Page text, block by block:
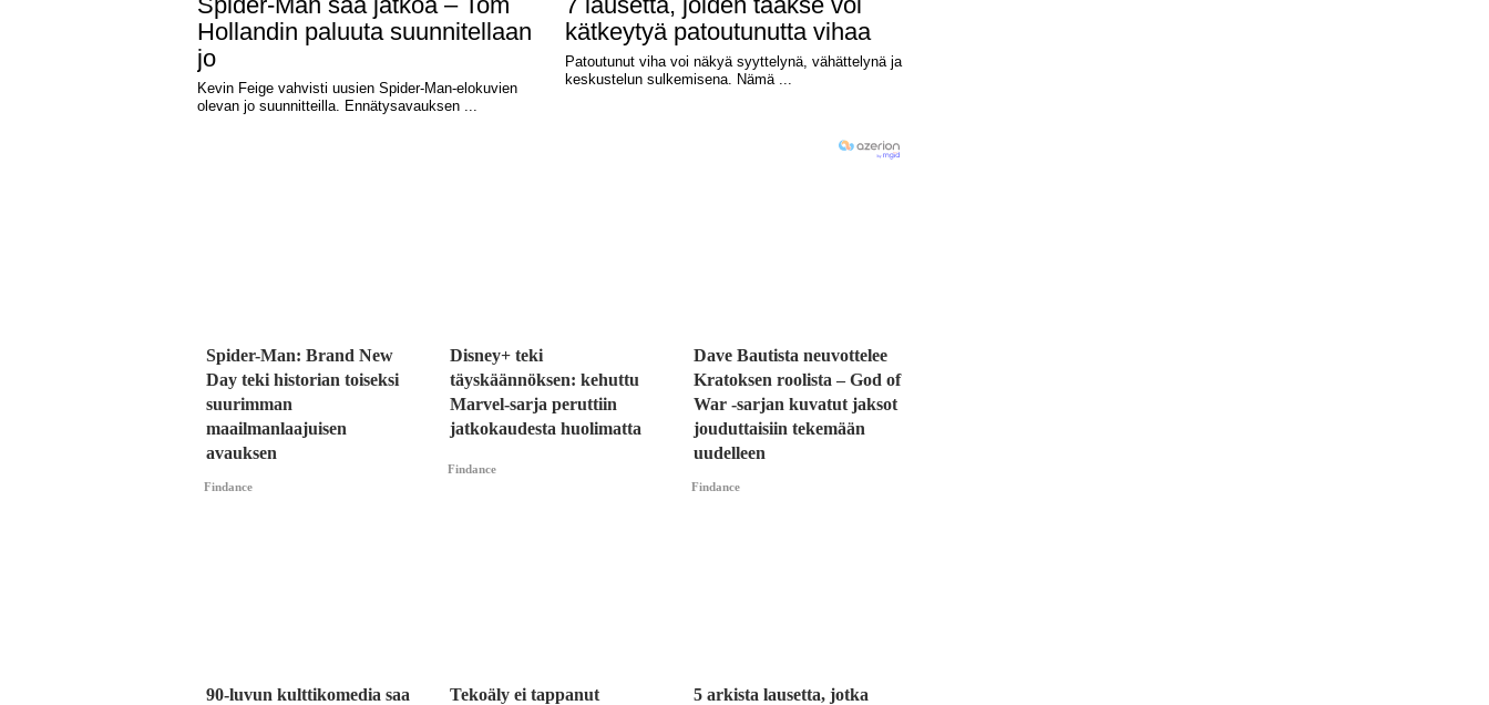
Spider-Man: Brand New
Day teki historian toiseksi
suurimman
maailmanlaajuisen
avauksen
Findance
Disney+ teki
täyskäännöksen: kehuttu
Marvel-sarja peruttiin
jatkokaudesta huolimatta
Findance
Dave Bautista neuvottelee
Kratoksen roolista – God of
War -sarjan kuvatut jaksot
jouduttaisiin tekemään
uudelleen
Findance
90-luvun kulttikomedia saa Tekoäly ei tappanut 5 arkista lausetta, jotka